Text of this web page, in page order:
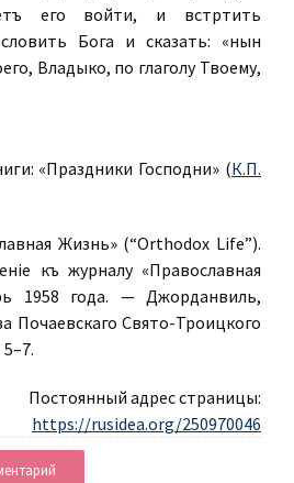
его войти, и встрѣтить
Бога и сказать: «нынѣ
Владыко, по глаголу Твоему,
«Праздники Господни» (К.П.
Жизнь» (“Orthodox Life”).
къ журналу «Православная
1958 года. — Джорданвиль,
Почаевскаго Свято-Троицкого
Постоянный адрес страницы:
https://rusidea.org/250970046